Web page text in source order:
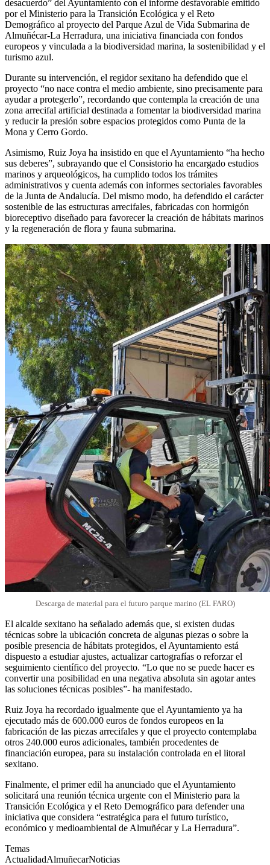
desacuerdo” del Ayuntamiento con el informe desfavorable emitido
por el Ministerio para la Transición Ecológica y el Reto
Demográfico al proyecto del Parque Azul de Vida Submarina de
Almuñécar-La Herradura, una iniciativa financiada con fondos
europeos y vinculada a la biodiversidad marina, la sostenibilidad y el
turismo azul.
Durante su intervención, el regidor sexitano ha defendido que el
proyecto “no nace contra el medio ambiente, sino precisamente para
ayudar a protegerlo”, recordando que contempla la creación de una
zona arrecifal artificial destinada a fomentar la biodiversidad marina
y reducir la presión sobre espacios protegidos como Punta de la
Mona y Cerro Gordo.
Asimismo, Ruiz Joya ha insistido en que el Ayuntamiento “ha hecho
sus deberes”, subrayando que el Consistorio ha encargado estudios
marinos y arqueológicos, ha cumplido todos los trámites
administrativos y cuenta además con informes sectoriales favorables
de la Junta de Andalucía. Del mismo modo, ha defendido el carácter
sostenible de las estructuras arrecifales, fabricadas con hormigón
bioreceptivo diseñado para favorecer la creación de hábitats marinos
y la regeneración de flora y fauna submarina.
Descarga de material para el futuro parque marino (EL FARO)
El alcalde sexitano ha señalado además que, si existen dudas
técnicas sobre la ubicación concreta de algunas piezas o sobre la
posible presencia de hábitats protegidos, el Ayuntamiento está
dispuesto a estudiar ajustes, actualizar cartografías o reforzar el
seguimiento científico del proyecto. “Lo que no se puede hacer es
convertir una posibilidad en una negativa absoluta sin agotar antes
las soluciones técnicas posibles”- ha manifestado.
Ruiz Joya ha recordado igualmente que el Ayuntamiento ya ha
ejecutado más de 600.000 euros de fondos europeos en la
fabricación de las piezas arrecifales y que el proyecto contemplaba
otros 240.000 euros adicionales, también procedentes de
financiación europea, para su instalación controlada en el litoral
sexitano.
Finalmente, el primer edil ha anunciado que el Ayuntamiento
solicitará una reunión técnica urgente con el Ministerio para la
Transición Ecológica y el Reto Demográfico para defender una
iniciativa que considera “estratégica para el futuro turístico,
económico y medioambiental de Almuñécar y La Herradura”.
Temas
ActualidadAlmuñecarNoticias